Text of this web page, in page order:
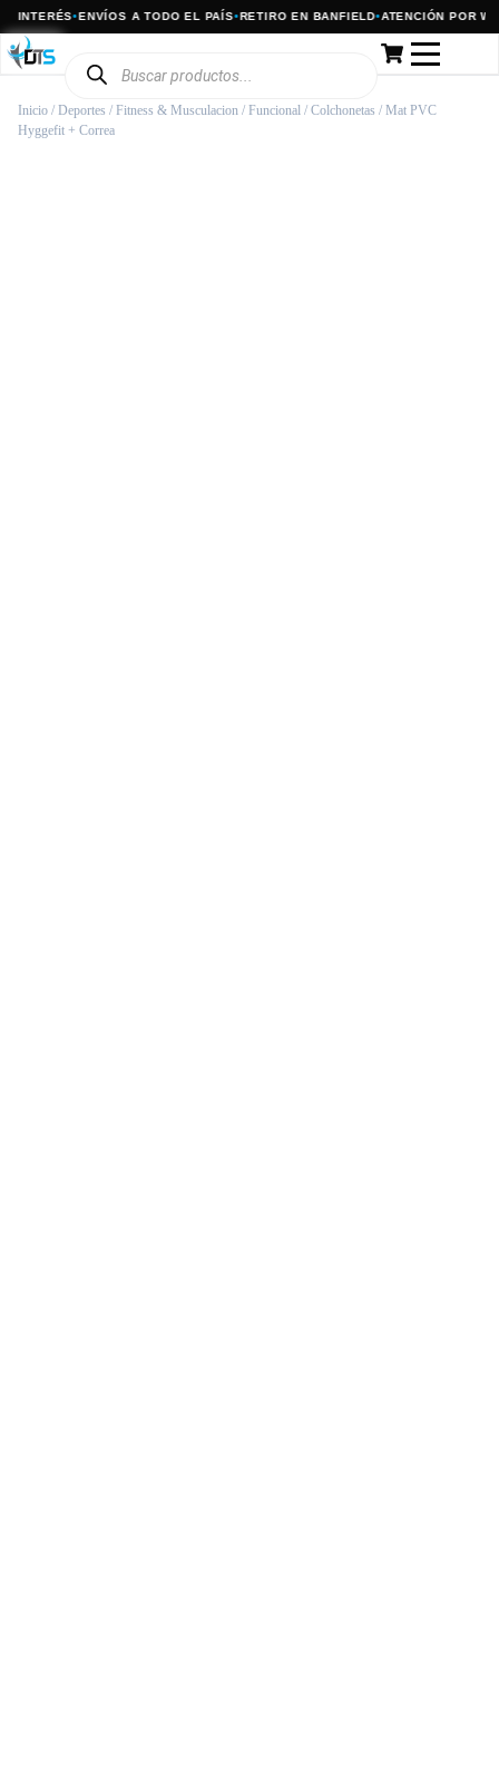
•ENVÍOS A TODO EL PAÍS•RETIRO EN BANFIELD•ATENCIÓN POR
Inicio / Deportes / Fitness & Musculacion / Funcional / Colchonetas / Mat PVC
Hyggefit + Correa